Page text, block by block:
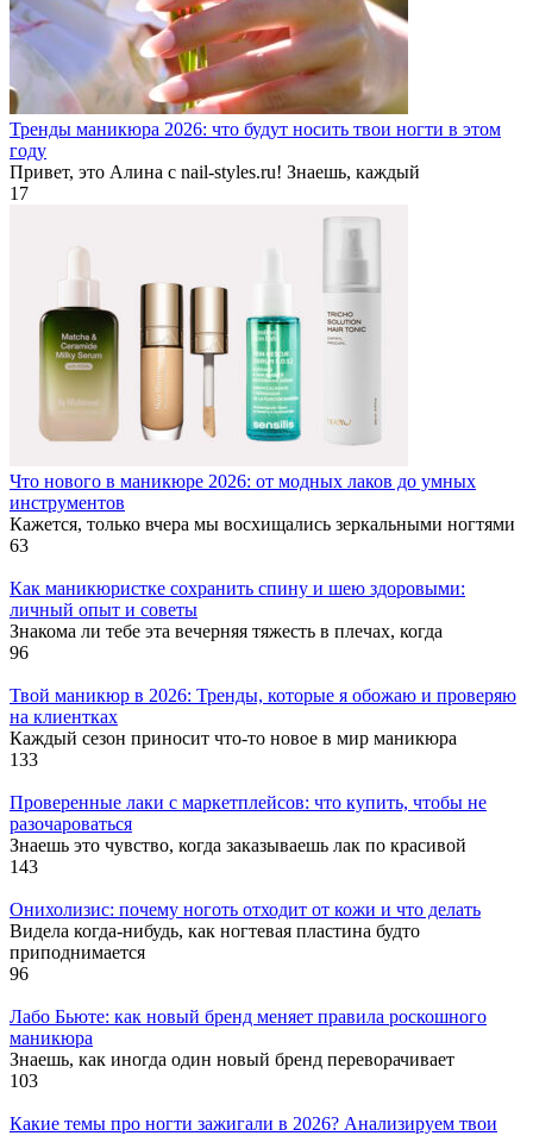
Тренды маникюра 2026: что будут носить твои ногти в этом
году
Привет, это Алина с nail-styles.ru! Знаешь, каждый
17
Что нового в маникюре 2026: от модных лаков до умных
инструментов
Кажется, только вчера мы восхищались зеркальными ногтями
63
Как маникюристке сохранить спину и шею здоровыми:
личный опыт и советы
Знакома ли тебе эта вечерняя тяжесть в плечах, когда
96
Твой маникюр в 2026: Тренды, которые я обожаю и проверяю
на клиентках
Каждый сезон приносит что-то новое в мир маникюра
133
Проверенные лаки с маркетплейсов: что купить, чтобы не
разочароваться
Знаешь это чувство, когда заказываешь лак по красивой
143
Онихолизис: почему ноготь отходит от кожи и что делать
Видела когда-нибудь, как ногтевая пластина будто
приподнимается
96
Лабо Бьюте: как новый бренд меняет правила роскошного
маникюра
Знаешь, как иногда один новый бренд переворачивает
103
Какие темы про ногти зажигали в 2026? Анализируем твои